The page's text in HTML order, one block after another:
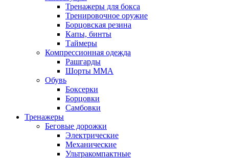
Тренажеры для бокса
Тренировочное оружие
Борцовская резина
Капы, бинты
Таймеры
Компрессионная одежда
Рашгарды
Шорты MMA
Обувь
Боксерки
Борцовки
Самбовки
Тренажеры
Беговые дорожки
Электрические
Механические
Ультракомпактные